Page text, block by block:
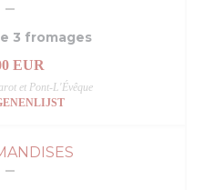
3 fromages
EUR
et Pont-L'Évêque